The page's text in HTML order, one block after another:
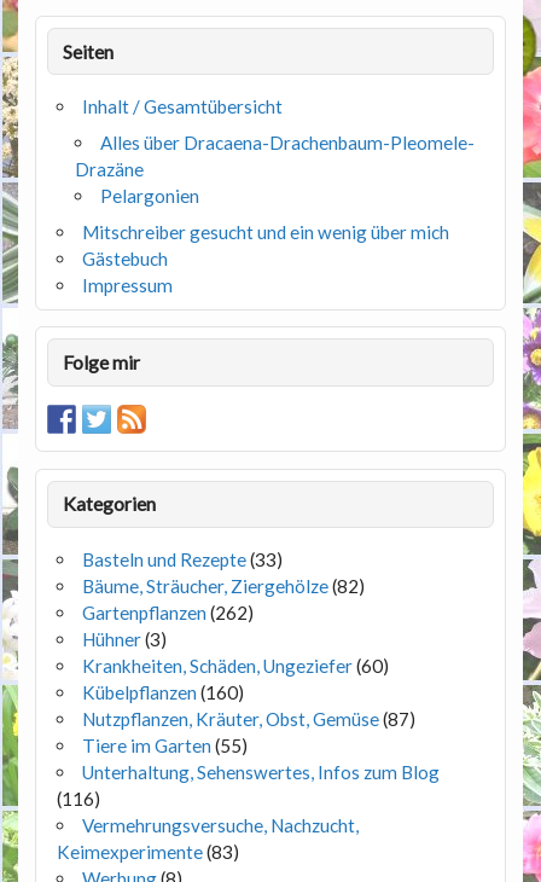
Seiten
Inhalt / Gesamtübersicht
Alles über Dracaena-Drachenbaum-Pleomele-
Drazäne
Pelargonien
Mitschreiber gesucht und ein wenig über mich
Gästebuch
Impressum
Folge mir
Kategorien
Basteln und Rezepte(33)
Bäume, Sträucher, Ziergehölze(82)
Gartenpflanzen (262)
Hühner(3)
Krankheiten, Schäden, Ungeziefer(60)
Kübelpflanzen (160)
Nutzpflanzen, Kräuter, Obst, Gemüse(87)
Tiere im Garten (55)
Unterhaltung, Sehenswertes, Infos zum Blog
(116)
Vermehrungsversuche, Nachzucht,
Keimexperimente(83)